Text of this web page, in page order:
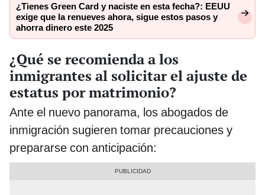
¿Tienes Green Card y naciste en esta fecha?: EEUU
exige que la renueves ahora, sigue estos pasos y
ahorra dinero este 2025
¿Qué se recomienda a los
inmigrantes al solicitar el ajuste de
estatus por matrimonio?
Ante el nuevo panorama, los abogados de
inmigración sugieren tomar precauciones y
prepararse con anticipación: